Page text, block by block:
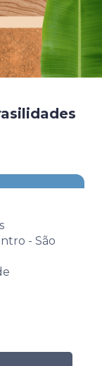
- São